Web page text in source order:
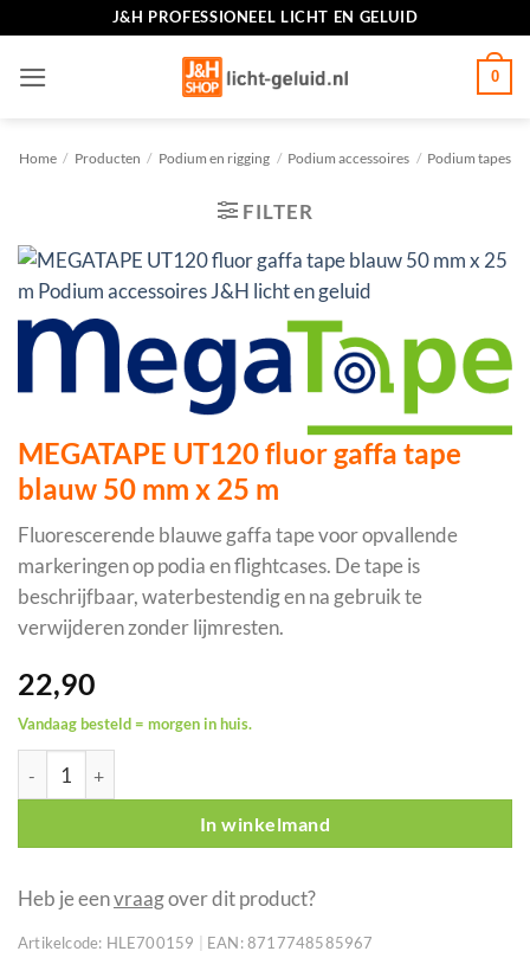
inhoud
J&H PROFESSIONEEL LICHT EN GELUID
0
Home / Producten / Podium en rigging / Podium accessoires / Podium tapes
FILTER
MEGATAPE UT120 fluor gaffa tape
blauw 50 mm x 25 m
Fluorescerende blauwe gaffa tape voor opvallende
markeringen op podia en flightcases. De tape is
beschrijfbaar, waterbestendig en na gebruik te
verwijderen zonder lijmresten.
22,90
Vandaag besteld = morgen in huis.
MEGATAPE UT120 fluor gaffa tape blauw 50 mm x 25 m aantal
In winkelmand
Heb je eenvraagover dit product?
Artikelcode: HLE700159 EAN: 8717748585967